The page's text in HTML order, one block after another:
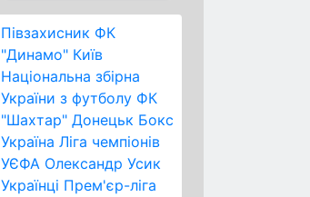
Півзахисник ФК
"Динамо" Київ
Національна збірна
України з футболу ФК
"Шахтар" Донецьк Бокс
Україна Ліга чемпіонів
УЄФА Олександр Усик
Українці Прем'єр-ліга